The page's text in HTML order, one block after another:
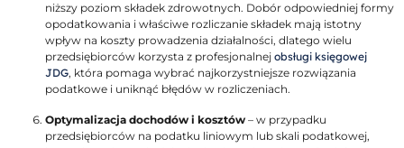
niższy poziom składek zdrowotnych. Dobór odpowiedniej formy
opodatkowania i właściwe rozliczanie składek mają istotny
wpływ na koszty prowadzenia działalności, dlatego wielu
przedsiębiorców korzysta z profesjonalnej obsługi księgowej
JDG, która pomaga wybrać najkorzystniejsze rozwiązania
podatkowe i uniknąć błędów w rozliczeniach.
Optymalizacja dochodów i kosztów – w przypadku
przedsiębiorców na podatku liniowym lub skali podatkowej,